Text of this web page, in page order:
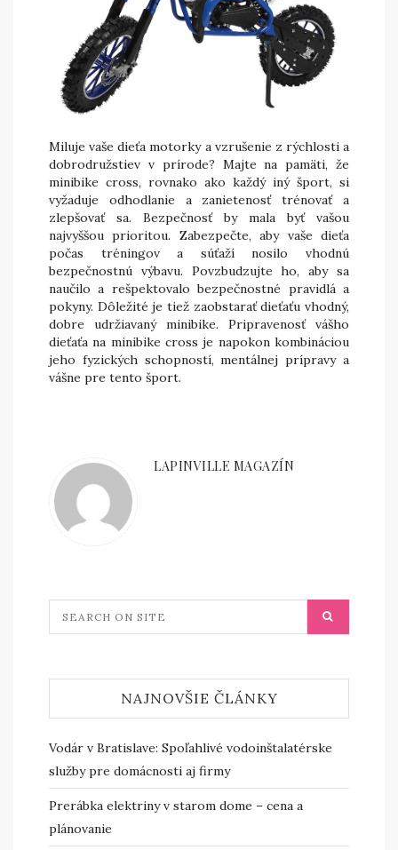
Miluje vaše dieťa motorky a vzrušenie z rýchlosti a
dobrodružstiev v prírode? Majte na pamäti, že
minibike cross, rovnako ako každý iný šport, si
vyžaduje odhodlanie a zanietenosť trénovať a
zlepšovať sa. Bezpečnosť by mala byť vašou
najvyššou prioritou. Zabezpečte, aby vaše dieťa
počas tréningov a súťaží nosilo vhodnú
bezpečnostnú výbavu. Povzbudzujte ho, aby sa
naučilo a rešpektovalo bezpečnostné pravidlá a
pokyny. Dôležité je tiež zaobstarať dieťaťu vhodný,
dobre udržiavaný minibike. Pripravenosť vášho
dieťaťa na minibike cross je napokon kombináciou
jeho fyzických schopností, mentálnej prípravy a
vášne pre tento šport.
LAPINVILLE MAGAZÍN
NAJNOVŠIE ČLÁNKY
Vodár v Bratislave: Spoľahlivé vodoinštalatérske
služby pre domácnosti aj firmy
Prerábka elektriny v starom dome – cena a
plánovanie